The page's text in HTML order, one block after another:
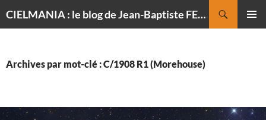
CIELMANIA : le blog de Jean-Baptiste FELDMANN, photographe du ciel
Archives par mot-clé : C/1908 R1 (Morehouse)